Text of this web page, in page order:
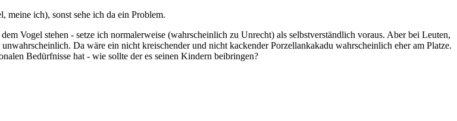
meine ich), sonst sehe ich da ein Problem.
Vogel stehen - setze ich normalerweise (wahrscheinlich zu Unrecht) als selbstverständlich voraus. Aber bei Leuten,
Da wäre ein nicht kreischender und nicht kackender Porzellankakadu wahrscheinlich eher am Platze.
Bedürfnisse hat - wie sollte der es seinen Kindern beibringen?